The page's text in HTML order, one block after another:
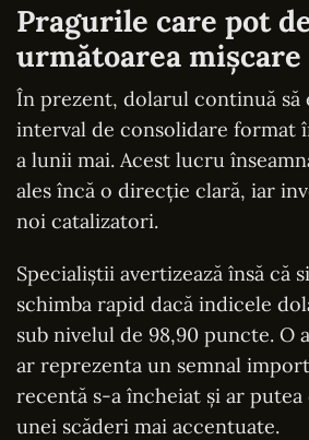
Pragurile care pot
următoarea
În prezent, dolarul continuă
interval de consolidare format
a lunii mai. Acest lucru
ales încă o direcție clară, iar
noi catalizatori.
Specialiștii avertizează însă că
schimba rapid dacă indicele
sub nivelul de 98,90 puncte. O
ar reprezenta un semnal
recentă s-a încheiat și ar putea
unei scăderi mai accentuate.